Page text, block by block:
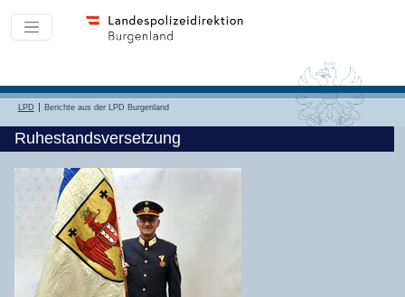
LPD Berichte aus der LPD Burgenland
Ruhestandsversetzung